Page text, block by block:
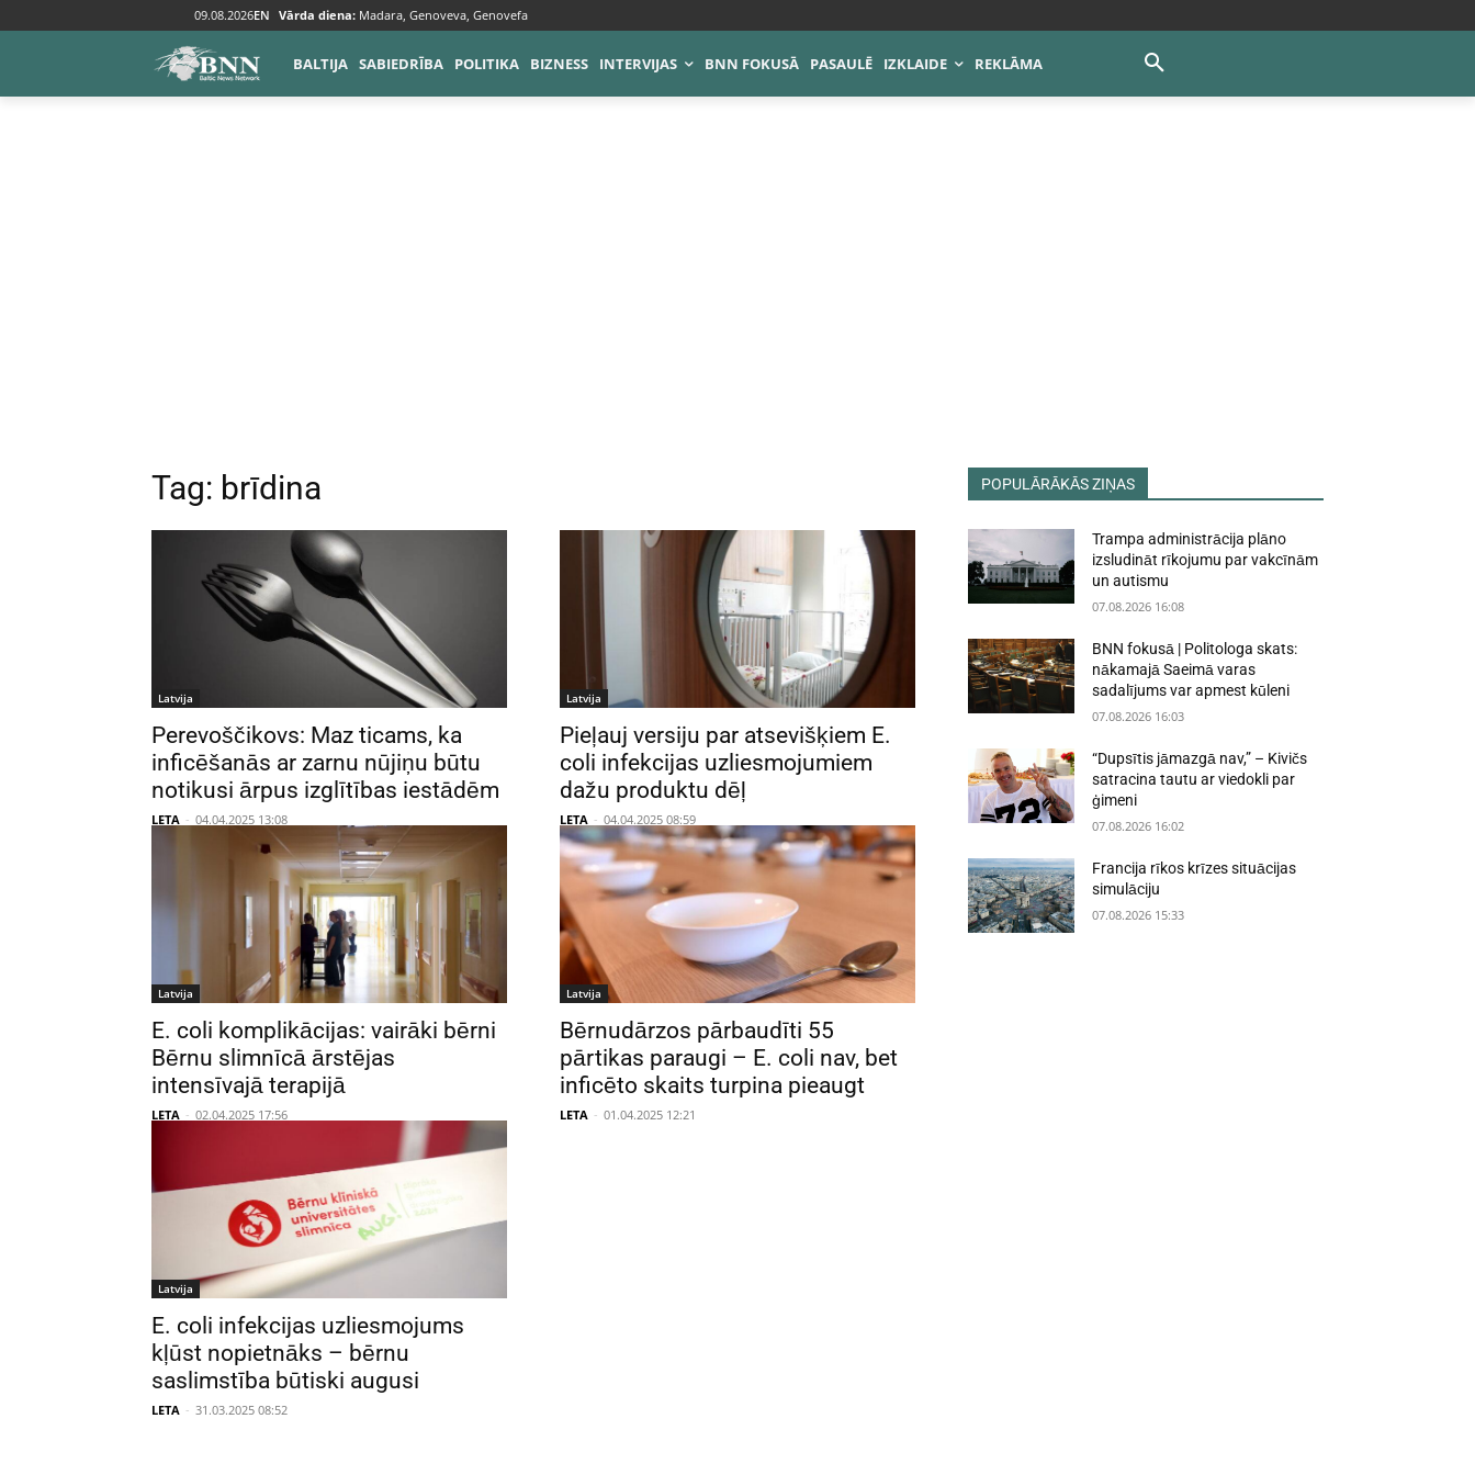
09.08.2026EN Vārda diena: Madara, Genoveva, Genovefa
BALTIJA SABIEDRĪBA POLITIKA BIZNESS INTERVIJAS BNN FOKUSĀ PASAULĒ IZKLAIDE REKLĀMA
Tags Brīdina
Tag: brīdina
Latvija
Perevoščikovs: Maz ticams, ka
inficēšanās ar zarnu nūjiņu būtu
notikusi ārpus izglītības iestādēm
LETA - 04.04.2025 13:08
Latvija
Pieļauj versiju par atsevišķiem E.
coli infekcijas uzliesmojumiem
dažu produktu dēļ
LETA - 04.04.2025 08:59
Latvija
E. coli komplikācijas: vairāki bērni
Bērnu slimnīcā ārstējas
intensīvajā terapijā
LETA - 02.04.2025 17:56
Latvija
Bērnudārzos pārbaudīti 55
pārtikas paraugi – E. coli nav, bet
inficēto skaits turpina pieaugt
LETA - 01.04.2025 12:21
Latvija
E. coli infekcijas uzliesmojums
kļūst nopietnāks – bērnu
saslimstība būtiski augusi
LETA - 31.03.2025 08:52
POPULĀRĀKĀS ZIŅAS
Trampa administrācija plāno
izsludināt rīkojumu par vakcīnām
un autismu
07.08.2026 16:08
BNN fokusā | Politologa skats:
nākamajā Saeimā varas
sadalījums var apmest kūleni
07.08.2026 16:03
“Dupsītis jāmazgā nav,” – Kivičs
satracina tautu ar viedokli par
ģimeni
07.08.2026 16:02
Francija rīkos krīzes situācijas
simulāciju
07.08.2026 15:33